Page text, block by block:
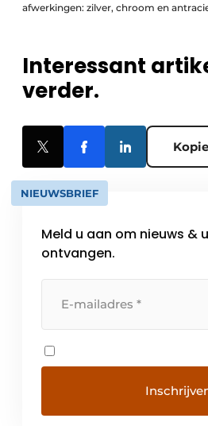
afwerkingen: zilver, chroom en
Interessant
verder.
NIEUWSBRIEF
Meld u aan om nieuws &
ontvangen.